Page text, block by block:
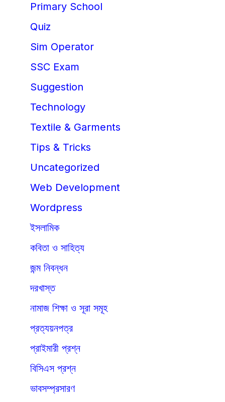
Primary School
Quiz
Sim Operator
SSC Exam
Suggestion
Technology
Textile & Garments
Tips & Tricks
Uncategorized
Web Development
Wordpress
ইসলামিক
কবিতা ও সাহিত্য
জন্ম নিবন্ধন
দরখাস্ত
নামাজ শিক্ষা ও সূরা সমূহ
প্রত্যয়নপত্র
প্রাইমারী প্রশ্ন
বিসিএস প্রশ্ন
ভাবসম্প্রসারণ